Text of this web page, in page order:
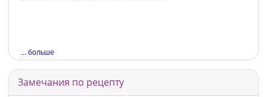
... больше
Замечания по рецепту